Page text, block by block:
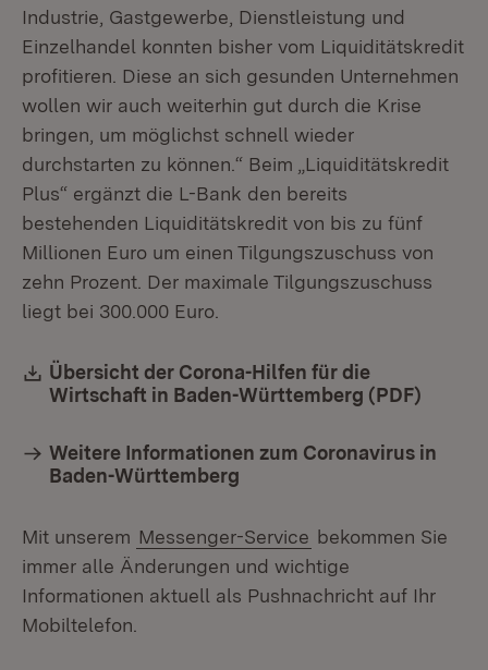
Industrie, Gastgewerbe, Dienstleistung und
Einzelhandel konnten bisher vom Liquiditätskredit
profitieren. Diese an sich gesunden Unternehmen
wollen wir auch weiterhin gut durch die Krise
bringen, um möglichst schnell wieder
durchstarten zu können.“ Beim „Liquiditätskredit
Plus“ ergänzt die L-Bank den bereits
bestehenden Liquiditätskredit von bis zu fünf
Millionen Euro um einen Tilgungszuschuss von
zehn Prozent. Der maximale Tilgungszuschuss
liegt bei 300.000 Euro.
Download:
Übersicht der Corona-Hilfen für die
Wirtschaft in Baden-Württemberg (PDF)
Weitere Informationen zum Coronavirus in
Baden-Württemberg
Mit unserem Messenger-Service bekommen Sie
immer alle Änderungen und wichtige
Informationen aktuell als Pushnachricht auf Ihr
Mobiltelefon.